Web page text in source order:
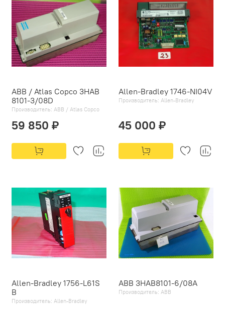
ABB / Atlas Copco 3HAB
8101-3/08D
Производитель: ABB / Atlas Copco
59 850 ₽
Allen-Bradley 1746-NI04V
Производитель: Allen-Bradley
45 000 ₽
Allen-Bradley 1756-L61S
B
Производитель: Allen-Bradley
ABB 3HAB8101-6/08A
Производитель: ABB